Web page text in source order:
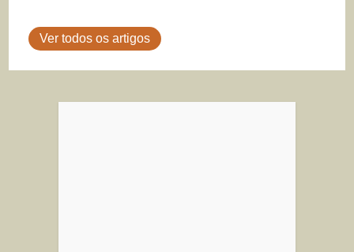
Ver todos os artigos